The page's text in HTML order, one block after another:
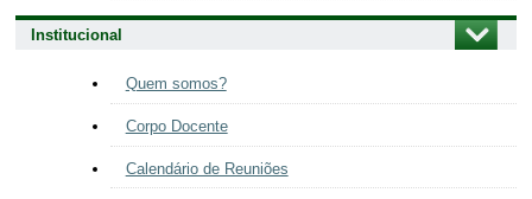
Institucional
Quem somos?
Corpo Docente
Calendário de Reuniões